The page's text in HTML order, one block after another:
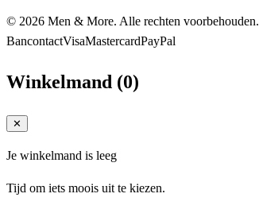
© 2026 Men & More. Alle rechten voorbehouden.
BancontactVisaMastercardPayPal
Winkelmand (0)
✕
Je winkelmand is leeg
Tijd om iets moois uit te kiezen.